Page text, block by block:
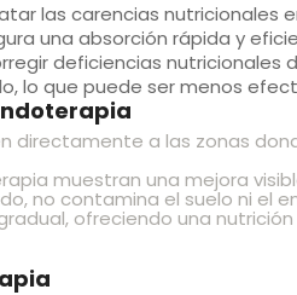
las carencias nutricionales
una absorción rápida y
deficiencias nutricionales
lo que puede ser menos
directamente a las zonas
muestran una mejora
no contamina el suelo ni el
ofreciendo una